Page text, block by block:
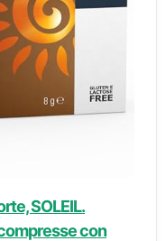
SOLEIL.
con